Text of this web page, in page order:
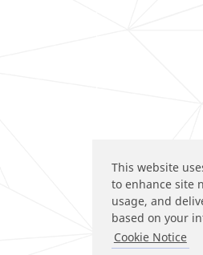
This website
to enhance site
usage, and
based on your
Cookie Notice